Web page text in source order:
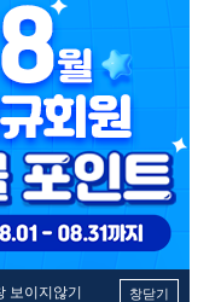
보이지않기 창닫기